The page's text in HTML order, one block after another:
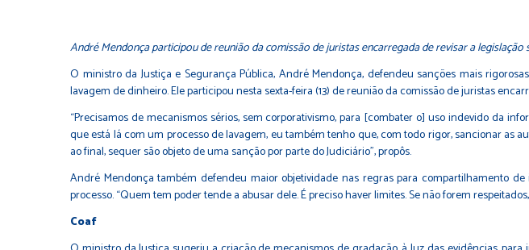
André Mendonça participou de reunião da comissão de juristas encarregada de revisar a legislação
O ministro da Justiça e Segurança Pública, André Mendonça, defendeu sanções mais
lavagem de dinheiro. Ele participou nesta sexta-feira (13) de reunião da comissão de juristas
“Precisamos de mecanismos sérios, sem corporativismo, para [combater o] uso indevido da
que está lá com um processo de lavagem, eu também tenho que, com todo rigor, sancionar as
ao final, sequer são objeto de uma sanção por parte do Judiciário”, propôs.
André Mendonça também defendeu maior objetividade nas regras para compartilhamento
processo. “Quem tem poder tende a abusar dele. É preciso haver limites. Se não forem
Coaf